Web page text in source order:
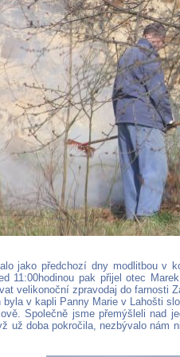
jako předchozí dny modlitbou v
11:00hodinou pak přijel otec
velikonoční zpravodaj do farnosti
byla v kapli Panny Marie v Lahošti
Společně jsme přemýšleli nad
už doba pokročila, nezbývalo nám